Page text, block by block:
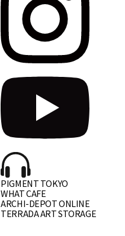
PIGMENT TOKYO
WHAT CAFE
ARCHI-DEPOT ONLINE
TERRADA ART STORAGE